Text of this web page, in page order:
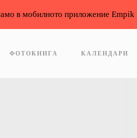
в мобилното приложение Empik
ФОТОКНИГА КАЛЕНДАРИ